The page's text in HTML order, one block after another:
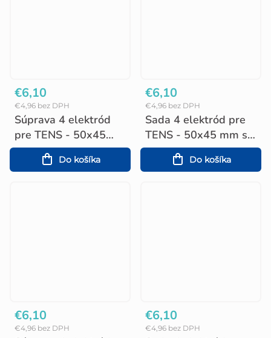
Súprava 4 elektród
pre TENS - 50x45
mm s patentkou
€4,96 bez DPH
€6,10
Do košíka
Sada 4 elektród pre
TENS - 50x45 mm s
káblom
€4,96 bez DPH
€6,10
Do košíka
€4,96 bez DPH
€6,10
€4,96 bez DPH
€6,10